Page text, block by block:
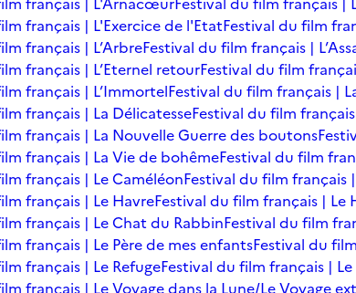
français | L'Exercice de l'EtatFestival du film
français | L’ArbreFestival du film français |
français | L’Eternel retourFestival du film
français | L’ImmortelFestival du film français |
français | La DélicatesseFestival du film
français | La Nouvelle Guerre des boutons
français | La Vie de bohêmeFestival du film
français | Le CaméléonFestival du film français
français | Le HavreFestival du film français | Le
français | Le Chat du RabbinFestival du film
français | Le Père de mes enfantsFestival du
français | Le RefugeFestival du film français |
français | Le Voyage dans la Lune/Le Voyage